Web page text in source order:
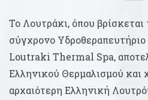
Το Λουτράκι, όπου βρίσκεται
σύγχρονο
Loutraki Thermal Spa,
Ελληνικού Θερμαλισμού και
αρχαιότερη Ελληνική